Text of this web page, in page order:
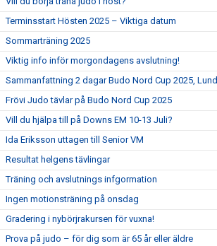
Terminsstart Hösten 2025 – Viktiga datum
Sommarträning 2025
Viktig info inför morgondagens avslutning!
Sammanfattning 2 dagar Budo Nord Cup 2025, Lund
Frövi Judo tävlar på Budo Nord Cup 2025
Vill du hjälpa till på Downs EM 10-13 Juli?
Ida Eriksson uttagen till Senior VM
Resultat helgens tävlingar
Träning och avslutnings infgormation
Ingen motionsträning på onsdag
Gradering i nybörjrakursen för vuxna!
Prova på judo – för dig som är 65 år eller äldre